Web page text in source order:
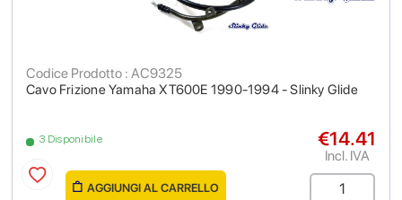
Cavo Frizione Yamaha XT600E 1990-1994 - Slinky Glide
Codice Prodotto : AC9325
3 Disponibile €14.41
Incl. IVA
AGGIUNGI AL CARRELLO